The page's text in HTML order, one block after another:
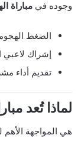
وجوده في مباراة
الضغط
إشراك لاعبي
تقديم أداء
لماذا تُعد
هي المواجهة